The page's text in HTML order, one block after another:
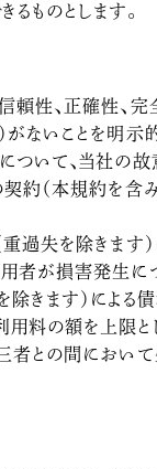
ものとします。
性、正確性、完
ないことを明示
ついて、当社の
約（本規約を
過失を除きま
者が損害発生に
きます）によ
料の額を上限と
者との間におい